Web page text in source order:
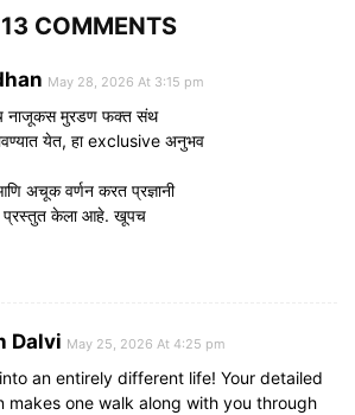
13 COMMENTS
May 28, 2026 At 3:15 pm
नाजूकस मुरडण फक्त संथ
येत, हा exclusive अनुभव
अचूक वर्णन करत प्रज्ञानी
केला आहे. खूपच
Dalvi May 25, 2026 At 4:25 pm
an entirely different life! Your detailed
makes one walk along with you through